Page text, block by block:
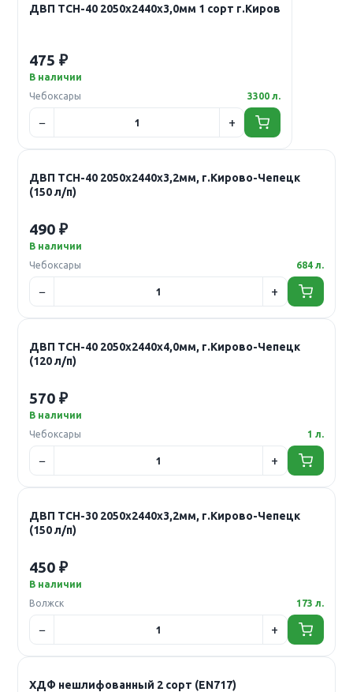
ДВП ТСН-40 2050х2440х3,0мм 1 сорт г.Киров
475 ₽
В наличии
Чебоксары
3300 л.
ДВП ТСН-40 2050х2440х3,2мм, г.Кирово-Чепецк
(150 л/п)
490 ₽
В наличии
Чебоксары
684 л.
ДВП ТСН-40 2050х2440х4,0мм, г.Кирово-Чепецк
(120 л/п)
570 ₽
В наличии
Чебоксары
1 л.
ДВП ТСН-30 2050х2440х3,2мм, г.Кирово-Чепецк
(150 л/п)
450 ₽
В наличии
Волжск
173 л.
ХДФ нешлифованный 2 сорт (EN717)